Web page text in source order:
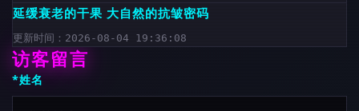
延缓衰老的干果 大自然的抗皱密码
更新时间：2026-08-04 19:36:08
访客留言
*姓名